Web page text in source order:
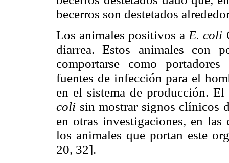
becerros son destetados
Los animales positivos a E. coli
diarrea. Estos animales con
comportarse como
fuentes de infección para el
en el sistema de producción.
coli sin mostrar signos clínicos
en otras investigaciones, en
los animales que portan este
20, 32].